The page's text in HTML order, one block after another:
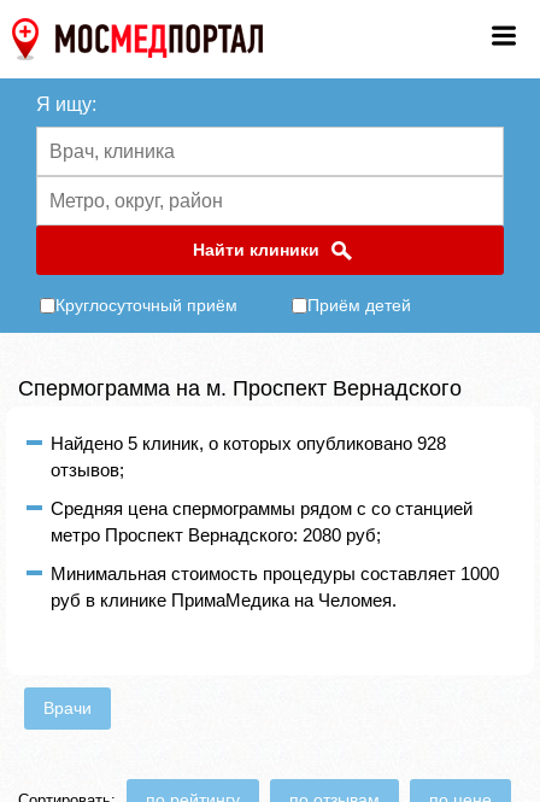
Я ищу:
Найти клиники
Круглосуточный приём Приём детей
Спермограмма на м. Проспект Вернадского
Найдено 5 клиник, о которых опубликовано 928
отзывов;
Средняя цена спермограммы рядом с со станцией
метро Проспект Вернадского: 2080 руб;
Минимальная стоимость процедуры составляет 1000
руб в клинике ПримаМедика на Челомея.
Врачи